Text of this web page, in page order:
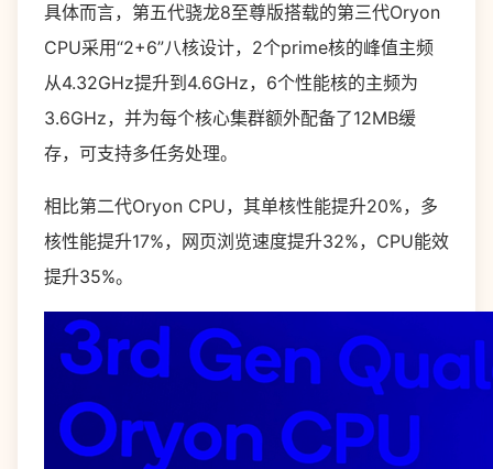
具体而言，第五代骁龙8至尊版搭载的第三代Oryon
CPU采用“2+6”八核设计，2个prime核的峰值主频
从4.32GHz提升到4.6GHz，6个性能核的主频为
3.6GHz，并为每个核心集群额外配备了12MB缓
存，可支持多任务处理。
相比第二代Oryon CPU，其单核性能提升20%，多
核性能提升17%，网页浏览速度提升32%，CPU能效
提升35%。